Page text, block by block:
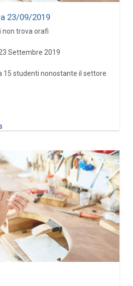
23/09/2019
non trova orafi
Settembre 2019
15 studenti nonostante il settore